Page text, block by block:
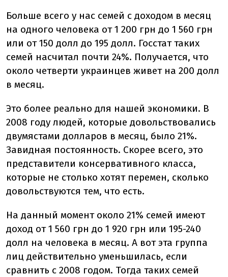
Больше всего у нас семей с доходом в месяц
на одного человека от 1 200 грн до 1 560 грн
или от 150 долл до 195 долл. Госстат таких
семей насчитал почти 24%. Получается, что
около четверти украинцев живет на 200 долл
в месяц.
Это более реально для нашей экономики. В
2008 году людей, которые довольствовались
двумястами долларов в месяц, было 21%.
Завидная постоянность. Скорее всего, это
представители консервативного класса,
которые не столько хотят перемен, сколько
довольствуются тем, что есть.
На данный момент около 21% семей имеют
доход от 1 560 грн до 1 920 грн или 195-240
долл на человека в месяц. А вот эта группа
лиц действительно уменьшилась, если
сравнить с 2008 годом. Тогда таких семей